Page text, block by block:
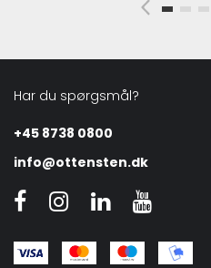
Har du spørgsmål?
+45 8738 0800
info@ottensten.dk